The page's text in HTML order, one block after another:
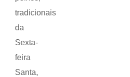
tradicionais
da
Sexta-
feira
Santa,